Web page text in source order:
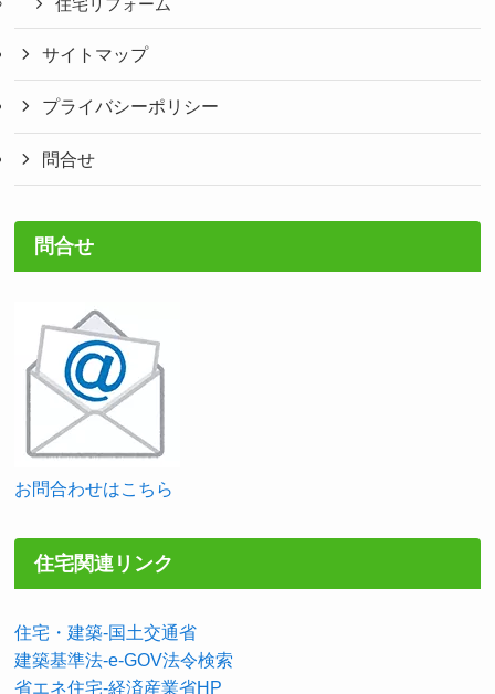
住宅リフォーム
サイトマップ
プライバシーポリシー
問合せ
問合せ
お問合わせはこちら
住宅関連リンク
住宅・建築-国土交通省
建築基準法-e-GOV法令検索
省エネ住宅-経済産業省HP